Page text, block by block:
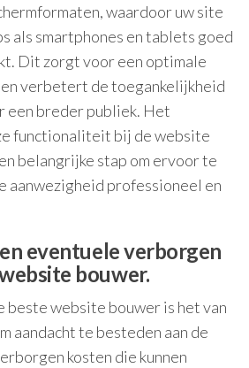
waardoor uw site
als smartphones en tablets goed
Dit zorgt voor een optimale
verbetert de toegankelijkheid
een breder publiek. Het
functionaliteit bij de website
belangrijke stap om ervoor te
aanwezigheid professioneel en
eventuele verborgen
bouwer.
beste website bouwer is het van
aandacht te besteden aan de
kosten die kunnen